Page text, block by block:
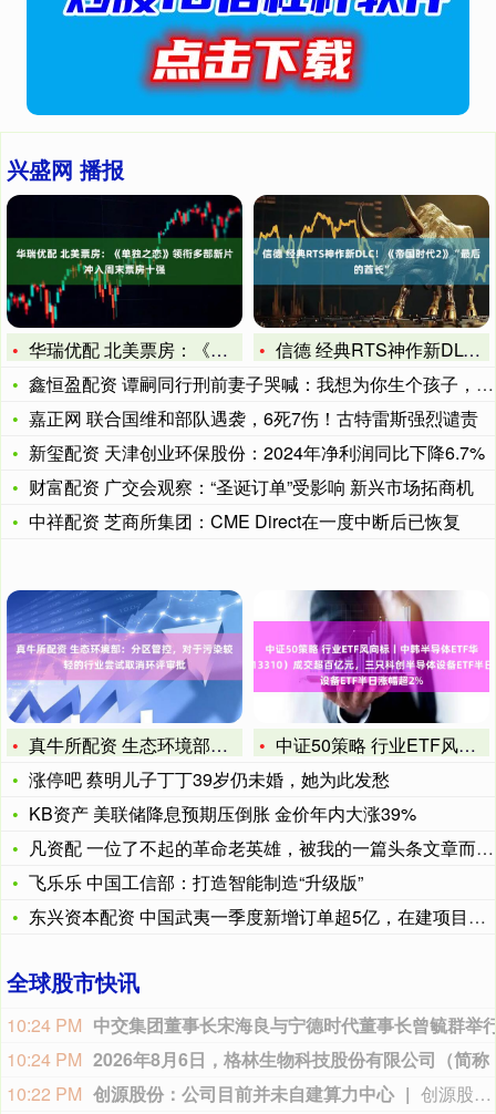
兴盛网 播报
华瑞优配 北美票房：《单独之恋》领衔多部新片冲入周末票房十强
信德 经典RTS神作新DLC！《帝国时代2》“最后的酋长”
鑫恒盈配资 谭嗣同行刑前妻子哭喊：我想为你生个孩子，他的回答
嘉正网 联合国维和部队遇袭，6死7伤！古特雷斯强烈谴责
新玺配资 天津创业环保股份：2024年净利润同比下降6.7%
财富配资 广交会观察：“圣诞订单”受影响 新兴市场拓商机
中祥配资 芝商所集团：CME Direct在一度中断后已恢复
真牛所配资 生态环境部：分区管控，对于污染较轻的行业尝试取消
中证50策略 行业ETF风向标丨中韩半导体ETF华泰柏瑞（5
涨停吧 蔡明儿子丁丁39岁仍未婚，她为此发愁
KB资产 美联储降息预期压倒胀 金价年内大涨39%
凡资配 一位了不起的革命老英雄，被我的一篇头条文章而发现
飞乐乐 中国工信部：打造智能制造“升级版”
东兴资本配资 中国武夷一季度新增订单超5亿，在建项目进展顺利
全球股市快讯
10:10 PM
10:08 PM
10:07 PM